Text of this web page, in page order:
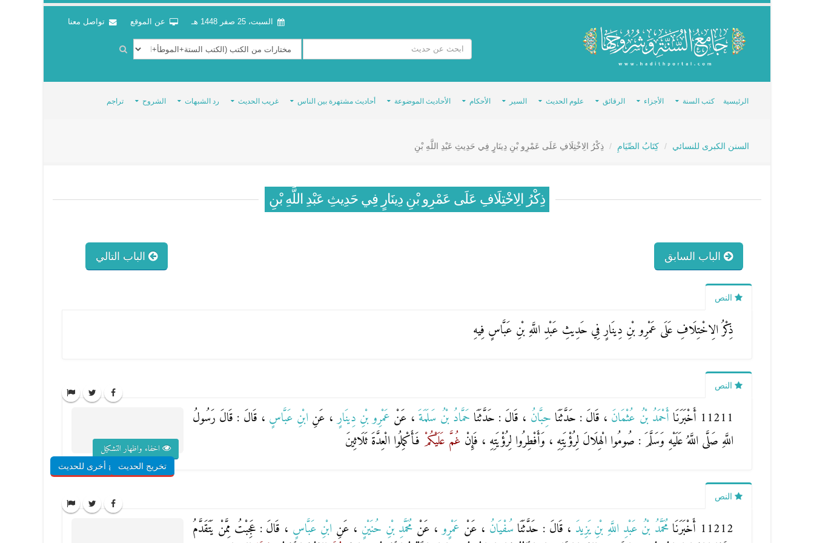
السبت، 25 صفر 1448 هـ عن الموقع تواصل معنا
الرئيسية كتب السنة الأجزاء الرقائق علوم الحديث السير الأحكام الأحاديث الموضوعة أحاديث مشتهرة بين الناس غريب الحديث رد الشبهات الشروح تراجم
السنن الكبرى للنسائي كِتَابُ الصِّيَامِ ذِكْرُ الِاخْتِلَافِ عَلَى عَمْرِو بْنِ دِينَارٍ فِي حَدِيثِ عَبْدِ اللَّهِ بْنِ
ذِكْرُ الِاخْتِلَافِ عَلَى عَمْرِو بْنِ دِينَارٍ فِي حَدِيثِ عَبْدِ اللَّهِ بْنِ
الباب السابق الباب التالي
النص
ذِكْرُ الِاخْتِلَافِ عَلَى عَمْرِو بْنِ دِينَارٍ فِي حَدِيثِ عَبْدِ اللَّهِ بْنِ عَبَّاسٍ فِيهِ
النص
11211 أَخْبَرَنَا أَحْمَدُ بْنُ عُثْمَانَ ، قَالَ : حَدَّثَنَا حِبَّانُ ، قَالَ : حَدَّثَنَا حَمَّادُ بْنُ سَلَمَةَ ، عَنْ عَمْرِو بْنِ دِينَارٍ، عَنِ ابْنِ عَبَّاسٍ ، قَالَ : قَالَ رَسُولُ
اللَّهِ صَلَّى اللَّهُ عَلَيْهِ وَسَلَّمَ : صُومُوا الْهِلَالَ لِرُؤْيَتِهِ ، وَأَفْطِرُوا لِرُؤْيَتِهِ ، فَإِنْ غُمَّ عَلَيْكُمْ فَأَكْمِلُوا الْعِدَّةَ ثَلَاثِينَ اخفاء واظهار التشكيل
تخريج الحديثشروح أخرى للحديث
النص
11212 أَخْبَرَنَا مُحَمَّدُ بْنُ عَبْدِ اللَّهِ بْنِ يَزِيدَ ، قَالَ : حَدَّثَنَا سُفْيَانُ ، عَنْ عَمْرٍو، عَنْ مُحَمَّدِ بْنِ حُنَيْنٍ ، عَنِ ابْنِ عَبَّاسٍ ، قَالَ : عَجِبْتُ مِمَّنْ يَتَقَدَّمُ